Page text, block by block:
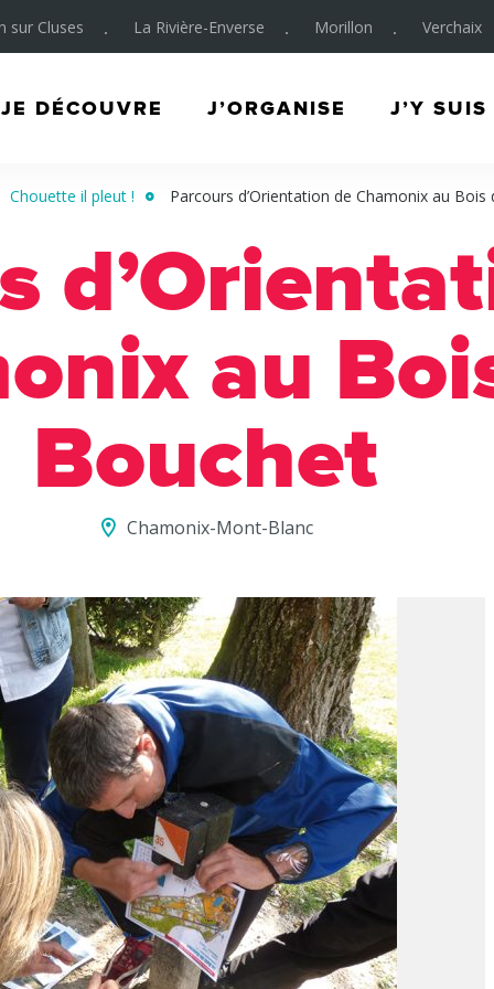
sur Cluses La Rivière-Enverse Morillon Verchaix
JE DÉCOUVRE J’ORGANISE J’Y SUIS
Chouette il pleut ! Parcours d’Orientation de Chamonix au Bois
au
Bouchet
Chamonix-Mont-Blanc